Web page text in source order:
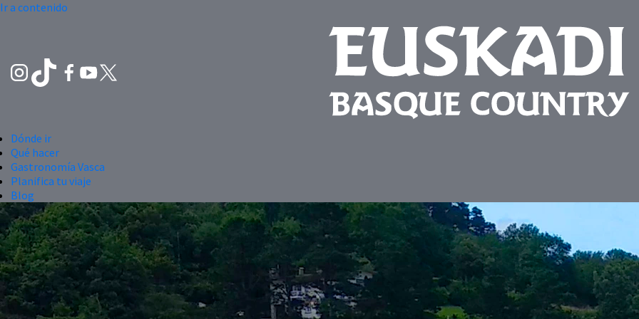
Ir a contenido
Dónde ir
Qué hacer
Gastronomía Vasca
Planifica tu viaje
Blog